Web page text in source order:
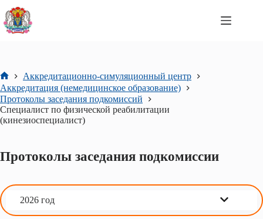
Перейти
сути
Главная
Аккредитационно-симуляционный центр
Аккредитация (немедицинское образование)
Протоколы заседания подкомиссий
Специалист по физической реабилитации
(кинезиоспециалист)
Протоколы заседания подкомиссии
2026 год